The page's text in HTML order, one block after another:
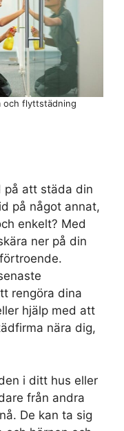
på att städa din
på något annat,
enkelt? Med
ner på din
rengöra dina
hjälp med att
nära dig,
i ditt hus eller
från andra
De kan ta sig
och flyttstädning